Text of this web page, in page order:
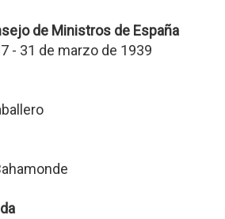
de Ministros de España
- 31 de marzo de 1939